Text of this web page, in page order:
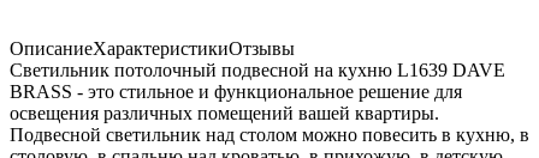
ОписаниеХарактеристикиОтзывы
Светильник потолочный подвесной на кухню L1639 DAVE
BRASS - это стильное и функциональное решение для
освещения различных помещений вашей квартиры.
Подвесной светильник над столом можно повесить в кухню, в